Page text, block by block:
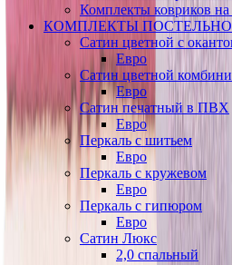
Комплекты ковриков на
КОМПЛЕКТЫ
Сатин цветной с
Евро
Сатин цветной
Евро
Сатин печатный в ПВХ
Евро
Перкаль с шитьем
Евро
Перкаль с кружевом
Евро
Перкаль с гипюром
Евро
Сатин Люкс
2,0 спальный